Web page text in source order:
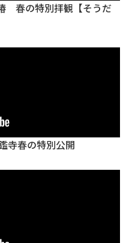
の特別拝観【そうだ
寺春の特別公開